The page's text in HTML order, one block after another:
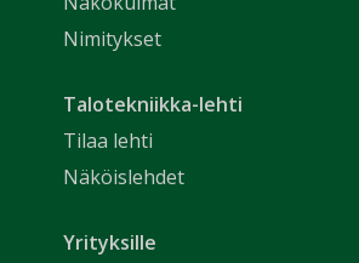
Nimitykset
Talotekniikka-lehti
Tilaa lehti
Näköislehdet
Yrityksille